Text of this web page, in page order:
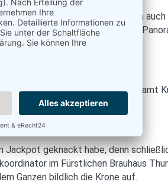
Whirpool. So schön es drinnen
Möbeln und 360°-Rundum-
über die neue Suite im Turm samt
Jackpot geknackt habe, denn
im Fürstlichen Brauhaus
Ganzen bildlich die Krone auf.